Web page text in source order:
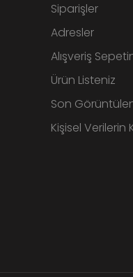
Siparişler
Adresler
Alışveriş
Ürün Listeniz
Son
Kişisel Verilerin